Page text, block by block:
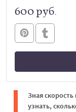
600 руб.
Зная
узнать,